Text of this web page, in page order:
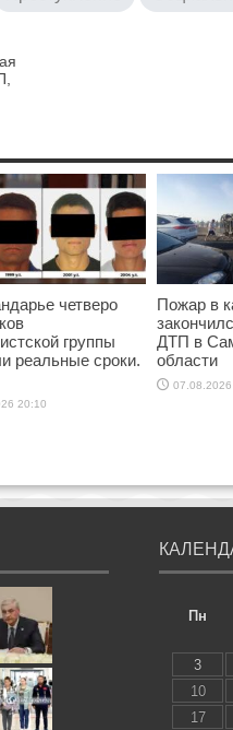
четверо
группы
реальные сроки.
20:10
Пожар в
ДТП в
области
Пн
3
10
17